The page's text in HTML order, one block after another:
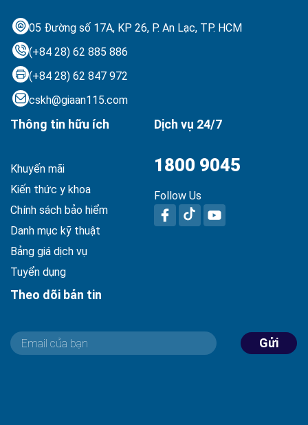
05 Đường số 17A, KP 26, P. An Lạc, TP. HCM
(+84 28) 62 885 886
(+84 28) 62 847 972
cskh@giaan115.com
Thông tin hữu ích
Khuyến mãi
Kiến thức y khoa
Chính sách bảo hiểm
Danh mục kỹ thuật
Bảng giá dịch vụ
Tuyển dụng
Dịch vụ 24/7
1800 9045
Follow Us
Theo dõi bản tin
Gửi